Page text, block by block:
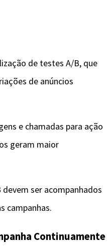
de testes A/B, que
de anúncios
e chamadas para ação
geram maior
ser acompanhados
campanhas.
Continuamente